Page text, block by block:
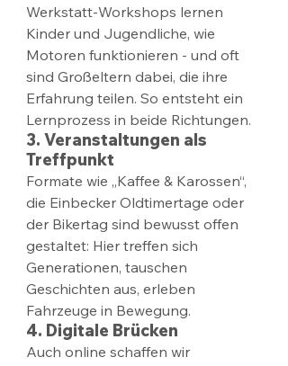
Werkstatt-Workshops lernen
Kinder und Jugendliche, wie
Motoren funktionieren - und oft
sind Großeltern dabei, die ihre
Erfahrung teilen. So entsteht ein
Lernprozess in beide Richtungen.
3. Veranstaltungen als
Treffpunkt
Formate wie „Kaffee & Karossen“,
die Einbecker Oldtimertage oder
der Bikertag sind bewusst offen
gestaltet: Hier treffen sich
Generationen, tauschen
Geschichten aus, erleben
Fahrzeuge in Bewegung.
4. Digitale Brücken
Auch online schaffen wir